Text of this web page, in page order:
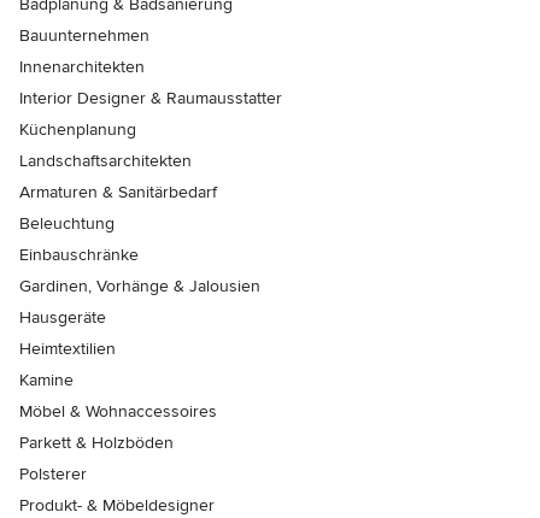
Badplanung & Badsanierung
Bauunternehmen
Innenarchitekten
Interior Designer & Raumausstatter
Küchenplanung
Landschaftsarchitekten
Armaturen & Sanitärbedarf
Beleuchtung
Einbauschränke
Gardinen, Vorhänge & Jalousien
Hausgeräte
Heimtextilien
Kamine
Möbel & Wohnaccessoires
Parkett & Holzböden
Polsterer
Produkt- & Möbeldesigner